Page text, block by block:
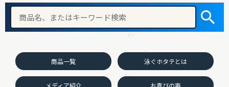
商品一覧 泳ぐホタテとは
メディア紹介 お喜びの声